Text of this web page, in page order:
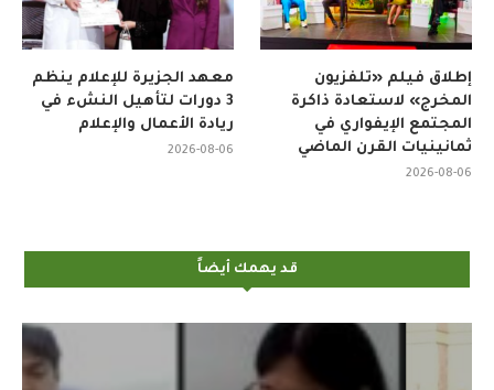
معهد الجزيرة للإعلام ينظم
3 دورات لتأهيل النشء في
ريادة الأعمال والإعلام
2026-08-06
إطلاق فيلم «تلفزيون
المخرج» لاستعادة ذاكرة
المجتمع الإيفواري في
ثمانينيات القرن الماضي
2026-08-06
قد يهمك أيضاً